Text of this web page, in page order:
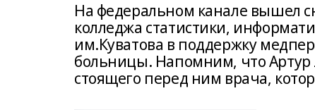
На федеральном канале вышел
колледжа статистики,
им.Куватова в поддержку
больницы. Напомним, что Артур
стоящего перед ним врача,